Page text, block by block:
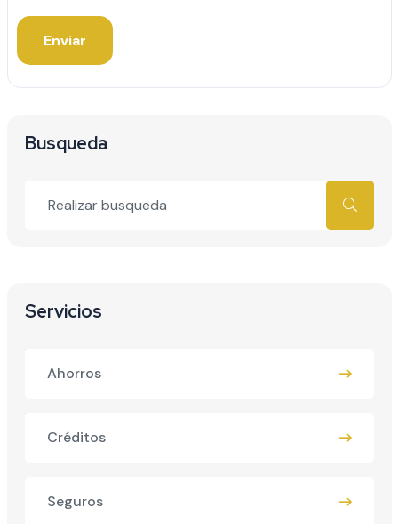
Enviar
Busqueda
Servicios
Ahorros
Créditos
Seguros